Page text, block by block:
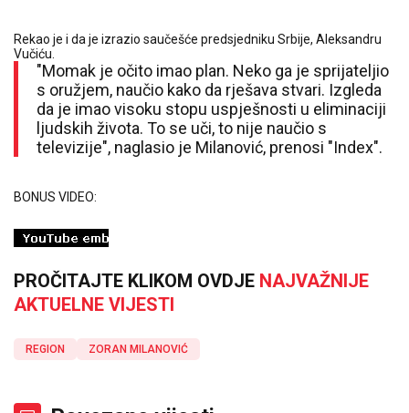
Rekao je i da je izrazio saučešće predsjedniku Srbije, Aleksandru
Vučiću.
"Momak je očito imao plan. Neko ga je sprijateljio
s oružjem, naučio kako da rješava stvari. Izgleda
da je imao visoku stopu uspješnosti u eliminaciji
ljudskih života. To se uči, to nije naučio s
televizije", naglasio je Milanović, prenosi "Index".
BONUS VIDEO:
PROČITAJTE KLIKOM OVDJE NAJVAŽNIJE
AKTUELNE VIJESTI
REGION ZORAN MILANOVIĆ